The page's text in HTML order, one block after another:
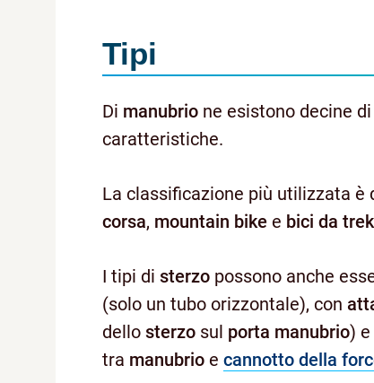
Tipi
Di manubrio ne esistono decine
caratteristiche.
La classificazione più utilizzata
corsa, mountain bike e bici da
I tipi di sterzo possono anche
(solo un tubo orizzontale), con
dello sterzo sul porta manubrio) e
tra manubrio e cannotto della